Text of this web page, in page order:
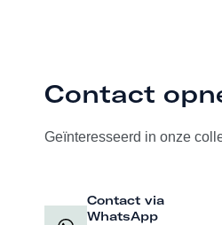
Contact
Geïnteresseerd in onze
Contact via
WhatsApp